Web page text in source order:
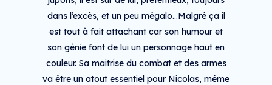
dans l’excès, et un peu mégalo…Malgré ça il
est tout à fait attachant car son humour et
son génie font de lui un personnage haut en
couleur. Sa maitrise du combat et des armes
va être un atout essentiel pour Nicolas, même